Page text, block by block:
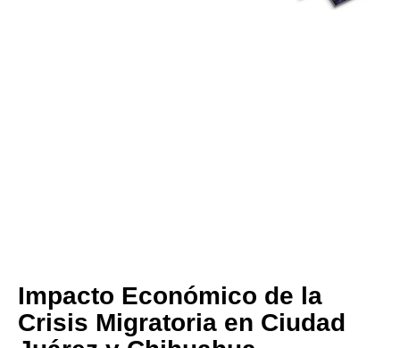
Impacto Económico de la
Crisis Migratoria en Ciudad